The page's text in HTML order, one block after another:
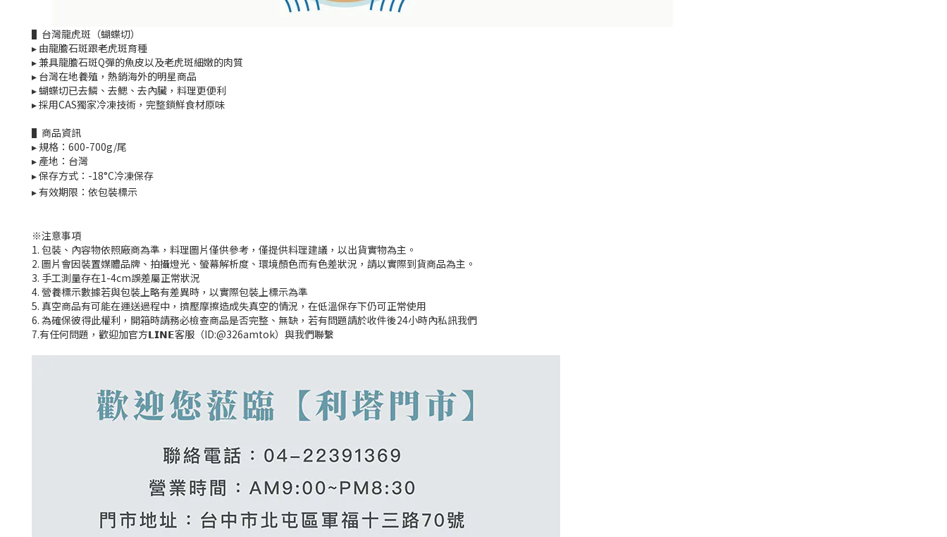
▌台灣龍虎斑（蝴蝶切）
▸ 由龍膽石斑跟老虎斑育種
▸ 兼具龍膽石斑Q彈的魚皮以及老虎斑細嫩的肉質
▸ 台灣在地養殖，熱銷海外的明星商品
▸ 蝴蝶切已去鱗、去鰓、去內臟，料理更便利
▸ 採用CAS獨家冷凍技術，完整鎖鮮食材原味
▌商品資訊
▸ 規格：600-700g/尾
▸ 產地：台灣
▸ 保存方式：-18°C冷凍保存
▸ 有效期限：依包裝標示
※注意事項
1. 包裝、內容物依照廠商為準，料理圖片僅供參考，僅提供料理建議，以出貨實物為主。
2. 圖片會因裝置媒體品牌、拍攝燈光、螢幕解析度、環境顏色而有色差狀況，請以實際到貨商品為主。
3. 手工測量存在1-4cm誤差屬正常狀況
4. 營養標示數據若與包裝上略有差異時，以實際包裝上標示為準
5. 真空商品有可能在運送過程中，擠壓摩擦造成失真空的情況，在低溫保存下仍可正常使用
6. 為確保彼得此權利，開箱時請務必檢查商品是否完整、無缺，若有問題請於收件後24小時內私訊我們
7.有任何問題，歡迎加官方𝗟𝗜𝗡𝗘客服（ID:@326amtok）與我們聯繫